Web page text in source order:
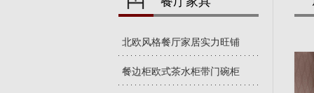
北欧风格餐厅家居实力旺铺
餐边柜欧式茶水柜带门碗柜